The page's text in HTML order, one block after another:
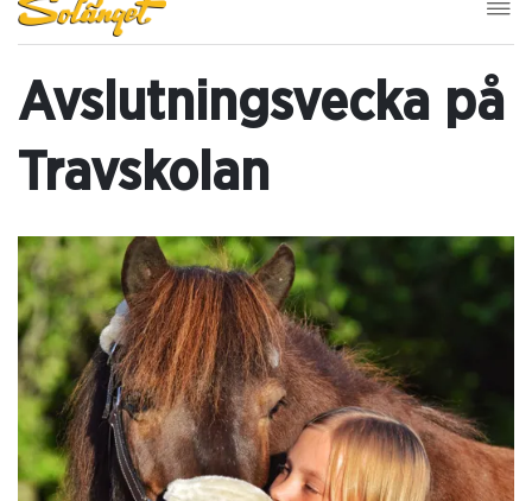
Avslutningsvecka på
Travskolan